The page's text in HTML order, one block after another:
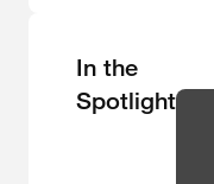
In the
Spotlight